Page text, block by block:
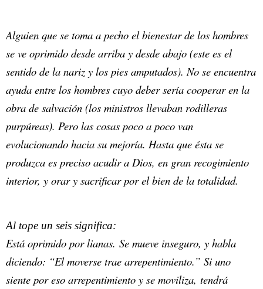
Alguien que se toma a pecho el bienestar de los hombres
se ve oprimido desde arriba y desde abajo (este es el
sentido de la nariz y los pies amputados). No se encuentra
ayuda entre los hombres cuyo deber sería cooperar en la
obra de salvación (los ministros llevaban rodilleras
purpúreas). Pero las cosas poco a poco van
evolucionando hacia su mejoría. Hasta que ésta se
produzca es preciso acudir a Dios, en gran recogimiento
interior, y orar y sacrificar por el bien de la totalidad.
Al tope un seis significa:
Está oprimido por lianas. Se mueve inseguro, y habla
diciendo: “El moverse trae arrepentimiento.” Si uno
siente por eso arrepentimiento y se moviliza, tendrá